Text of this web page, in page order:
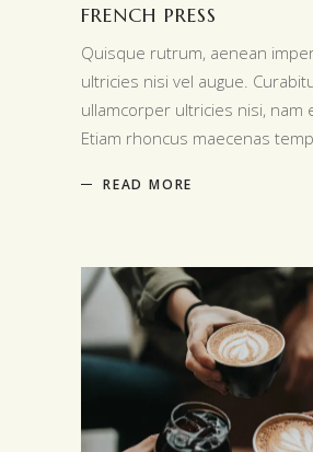
FRENCH PRESS
Quisque rutrum, aenean
ultricies nisi vel augue.
ullamcorper ultricies nisi, nam
Etiam rhoncus maecenas
READ MORE